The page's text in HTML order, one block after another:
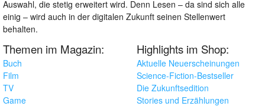
Auswahl, die stetig erweitert wird. Denn Lesen – da sind sich alle
einig – wird auch in der digitalen Zukunft seinen Stellenwert
behalten.
Themen im Magazin:
Buch
Film
TV
Game
Highlights im Shop:
Aktuelle Neuerscheinungen
Science-Fiction-Bestseller
Die Zukunftsedition
Stories und Erzählungen